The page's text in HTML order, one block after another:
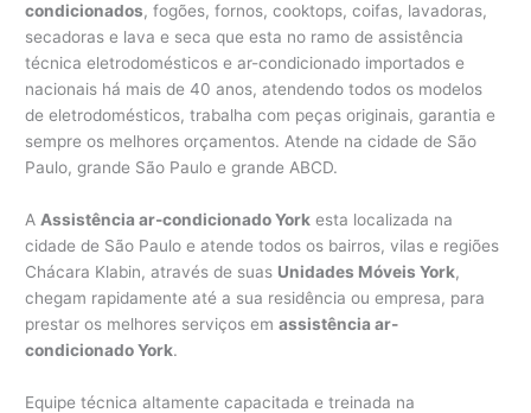
condicionados, fogões, fornos, cooktops, coifas, lavadoras,
secadoras e lava e seca que esta no ramo de assistência
técnica eletrodomésticos e ar-condicionado importados e
nacionais há mais de 40 anos, atendendo todos os modelos
de eletrodomésticos, trabalha com peças originais, garantia e
sempre os melhores orçamentos. Atende na cidade de São
Paulo, grande São Paulo e grande ABCD.
A Assistência ar-condicionado York esta localizada na
cidade de São Paulo e atende todos os bairros, vilas e regiões
Chácara Klabin, através de suas Unidades Móveis York,
chegam rapidamente até a sua residência ou empresa, para
prestar os melhores serviços emassistência ar-
condicionado York.
Equipe técnica altamente capacitada e treinada na